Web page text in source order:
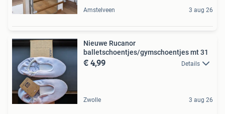
Amstelveen 3 aug 26
Nieuwe Rucanor
balletschoentjes/gymschoentjes mt 31
€ 4,99 Details
Zwolle 3 aug 26